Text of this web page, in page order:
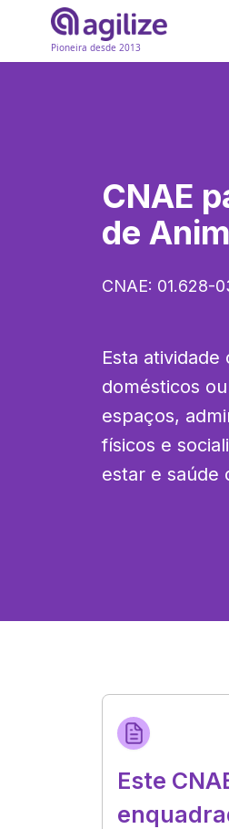
Pioneira desde 2013
CNAE
de
CNAE: 01.628-
Esta
domésticos
espaços,
físicos e
estar e saúde
Este